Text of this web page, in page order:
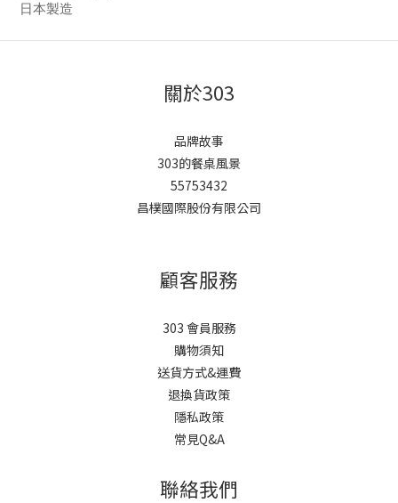
日本製造
關於303
品牌故事
303的餐桌風景
55753432
昌樸國際股份有限公司
顧客服務
303 會員服務
購物須知
送貨方式&運費
退換貨政策
隱私政策
常見Q&A
聯絡我們